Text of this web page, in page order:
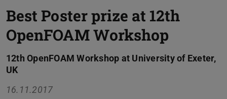
Best Poster prize at 12th
OpenFOAM Workshop
12th OpenFOAM Workshop at University of Exeter,
UK
16.11.2017